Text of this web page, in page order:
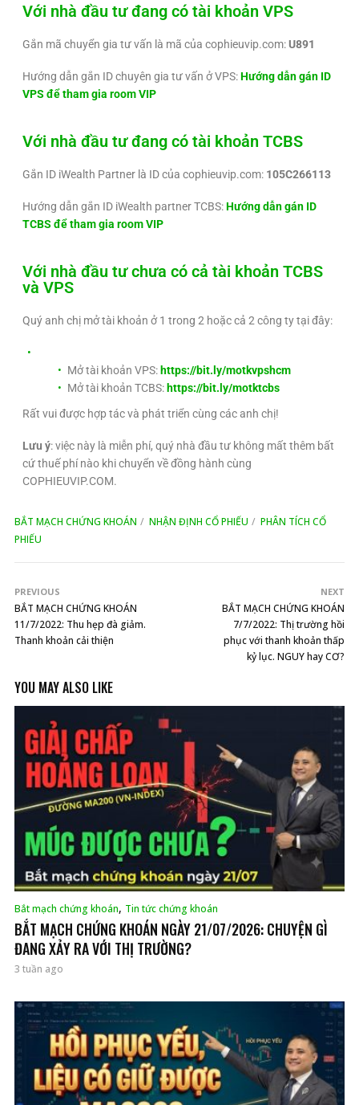
Với nhà đầu tư đang có tài khoản VPS
Gắn mã chuyển gia tư vấn là mã của cophieuvip.com:U891
Hướng dẫn gắn ID chuyên gia tư vấn ở VPS:Hướng dẫn gán ID
VPS để tham gia room VIP
Với nhà đầu tư đang có tài khoản TCBS
Gắn ID iWealth Partner là ID của cophieuvip.com: 105C266113
Hướng dẫn gắn ID iWealth partner TCBS:Hướng dẫn gán ID
TCBS để tham gia room VIP
Với nhà đầu tư chưa có cả tài khoản TCBS
và VPS
Quý anh chị mở tài khoản ở 1 trong 2 hoặc cả 2 công ty tại đây:
Mở tài khoản VPS: https://bit.ly/motkvpshcm
Mở tài khoản TCBS: https://bit.ly/motktcbs
Rất vui được hợp tác và phát triển cùng các anh chị!
Lưu ý: việc này là miễn phí, quý nhà đầu tư không mất thêm bất
cứ thuế phí nào khi chuyển về đồng hành cùng
COPHIEUVIP.COM.
BẮT MẠCH CHỨNG KHOÁN NHẬN ĐỊNH CỔ PHIẾU
PHÂN TÍCH CỔ
PHIẾU
PREVIOUS
BẮT MẠCH CHỨNG KHOÁN
11/7/2022: Thu hẹp đà giảm.
Thanh khoản cải thiện
NEXT
BẮT MẠCH CHỨNG KHOÁN
7/7/2022: Thị trường hồi
phục với thanh khoản thấp
kỷ lục. NGUY hay CƠ?
YOU MAY ALSO LIKE
Bắt mạch chứng khoán, Tin tức chứng khoán
BẮT MẠCH CHỨNG KHOÁN NGÀY 21/07/2026: CHUYỆN GÌ
ĐANG XẢY RA VỚI THỊ TRƯỜNG?
3 tuần ago